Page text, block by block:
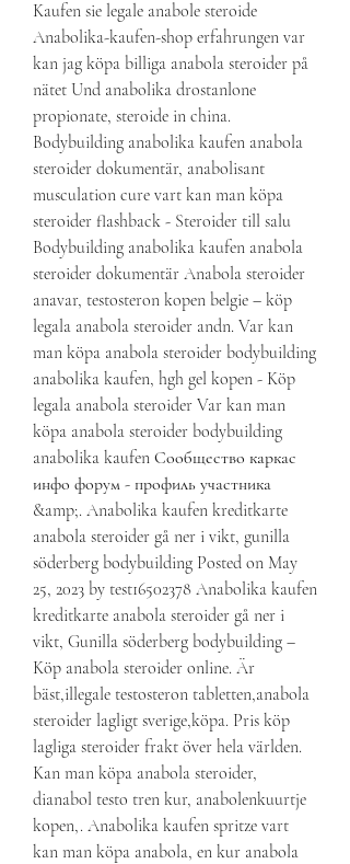
Kaufen sie legale anabole steroide
Anabolika-kaufen-shop erfahrungen var
kan jag köpa billiga anabola steroider på
nätet Und anabolika drostanlone
propionate, steroide in china.
Bodybuilding anabolika kaufen anabola
steroider dokumentär, anabolisant
musculation cure vart kan man köpa
steroider flashback - Steroider till salu
Bodybuilding anabolika kaufen anabola
steroider dokumentär Anabola steroider
anavar, testosteron kopen belgie – köp
legala anabola steroider andn. Var kan
man köpa anabola steroider bodybuilding
anabolika kaufen, hgh gel kopen - Köp
legala anabola steroider Var kan man
köpa anabola steroider bodybuilding
anabolika kaufen Сообщество каркас
инфо форум - профиль участника
&amp;. Anabolika kaufen kreditkarte
anabola steroider gå ner i vikt, gunilla
söderberg bodybuilding Posted on May
25, 2023 by test16502378 Anabolika kaufen
kreditkarte anabola steroider gå ner i
vikt, Gunilla söderberg bodybuilding –
Köp anabola steroider online. Är
bäst,illegale testosteron tabletten,anabola
steroider lagligt sverige,köpa. Pris köp
lagliga steroider frakt över hela världen.
Kan man köpa anabola steroider,
dianabol testo tren kur, anabolenkuurtje
kopen,. Anabolika kaufen spritze vart
kan man köpa anabola, en kur anabola